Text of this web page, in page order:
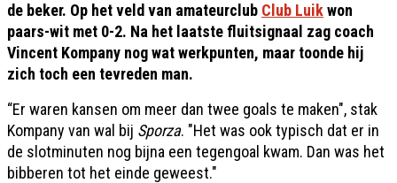
de beker. Op het veld van amateurclub Club Luikwon
paars-wit met 0-2. Na het laatste fluitsignaal zag coach
Vincent Kompany nog wat werkpunten, maar toonde hij
zich toch een tevreden man.
“Er waren kansen om meer dan twee goals te maken", stak
Kompany van wal bij Sporza. "Het was ook typisch dat er in
de slotminuten nog bijna een tegengoal kwam. Dan was het
bibberen tot het einde geweest."